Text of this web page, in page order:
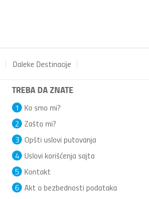
Daleke Destinacije
TREBA DA ZNATE
Ko smo mi?
1
Zašto mi?
2
Opšti uslovi putovanja
3
Uslovi korišćenja sajta
4
Kontakt
5
Akt o bezbednosti podataka
6